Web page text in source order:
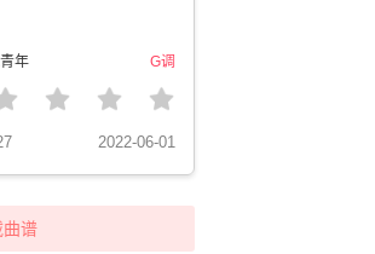
年 G调
2022-06-01
曲谱